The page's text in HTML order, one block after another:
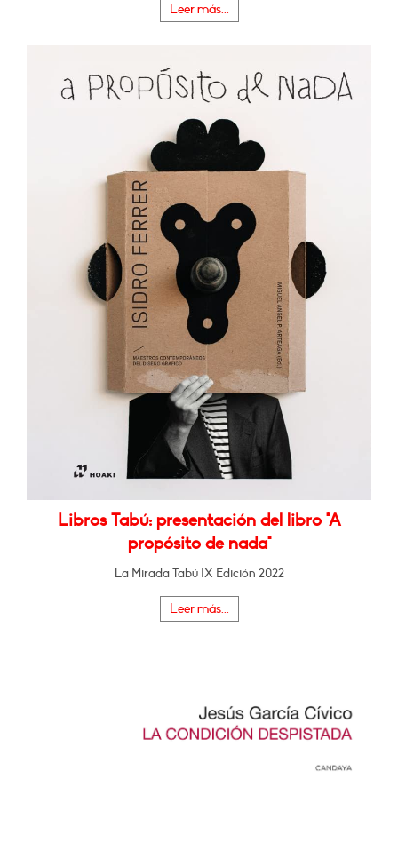
Leer más...
Libros Tabú: presentación del libro "A
propósito de nada"
La Mirada Tabú IX Edición 2022
Leer más...